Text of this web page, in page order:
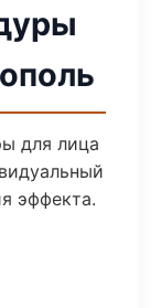
для лица
эффекта.